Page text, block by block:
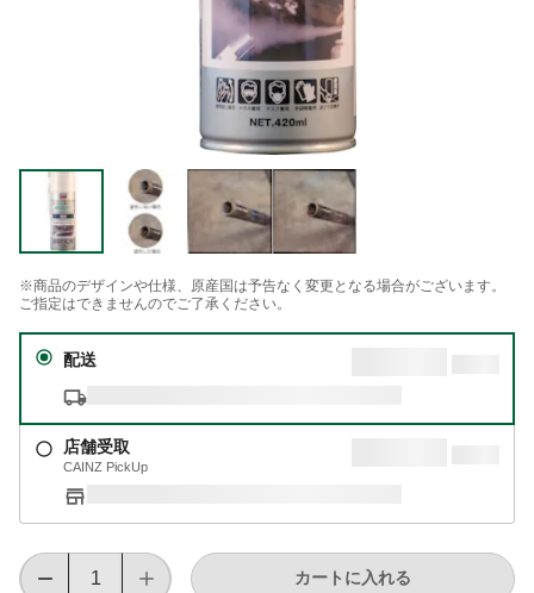
※商品のデザインや仕様、原産国は予告なく変更となる場合がございます。
ご指定はできませんのでご了承ください。
配送
店舗受取
CAINZ PickUp
カートに入れる